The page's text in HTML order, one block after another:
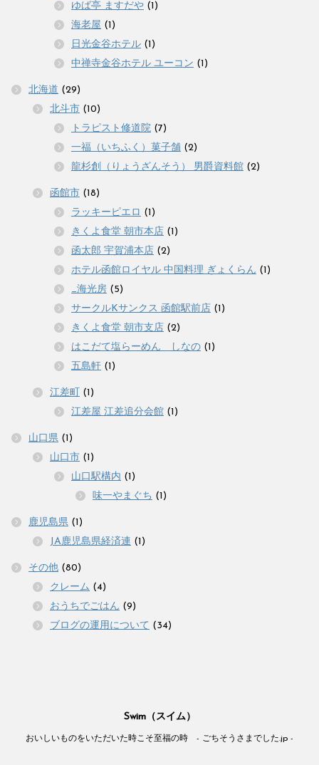
ゆば亭 ますだや (1)
海老屋 (1)
日光金谷ホテル (1)
中禅寺金谷ホテル ユーコン (1)
北海道 (29)
北斗市 (10)
トラピスト修道院 (7)
一福（いちふく）菓子舗 (2)
龍杉創（りょうざんそう） 男爵資料館 (2)
函館市 (18)
ラッキーピエロ (1)
きくよ食堂 朝市本店 (1)
函太郎 宇賀浦本店 (2)
ホテル函館ロイヤル 中国料理 ぎょくらん (1)
_海光房 (5)
サークルKサンクス 函館駅前店 (1)
きくよ食堂 朝市支店 (2)
はこだて塩らーめん しなの (1)
五島軒 (1)
江差町 (1)
江差屋 江差追分会館 (1)
山口県 (1)
山口市 (1)
山口駅構内 (1)
味一やまぐち (1)
鹿児島県 (1)
JA鹿児島県経済連 (1)
その他 (80)
クレーム (4)
おうちでごはん (9)
ブログの運用について (34)
Swim（スイム）
おいしいものをいただいた時こそ至福の時 - ごちそうさまでした.jp -